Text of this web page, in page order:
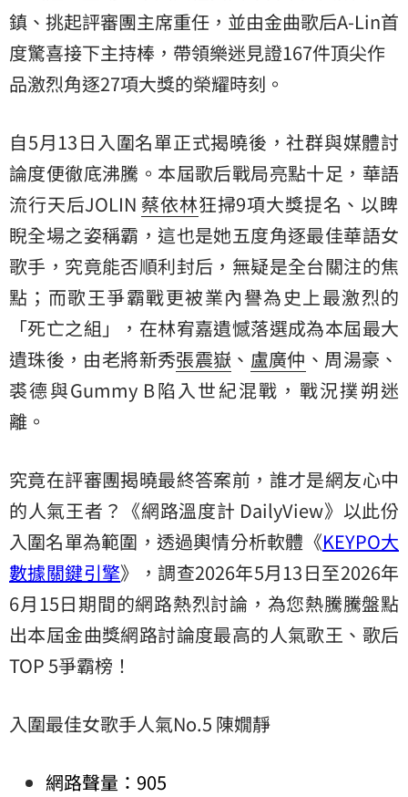
鎮、挑起評審團主席重任，並由金曲歌后A-Lin首
度驚喜接下主持棒，帶領樂迷見證167件頂尖作
品激烈角逐27項大獎的榮耀時刻。
自5月13日入圍名單正式揭曉後，社群與媒體討
論度便徹底沸騰。本屆歌后戰局亮點十足，華語
流行天后JOLIN 蔡依林狂掃9項大獎提名、以睥
睨全場之姿稱霸，這也是她五度角逐最佳華語女
歌手，究竟能否順利封后，無疑是全台關注的焦
點；而歌王爭霸戰更被業內譽為史上最激烈的
「死亡之組」，在林宥嘉遺憾落選成為本屆最大
遺珠後，由老將新秀張震嶽 、 盧廣仲 、周湯豪、
裘德與Gummy B陷入世紀混戰，戰況撲朔迷
離。
究竟在評審團揭曉最終答案前，誰才是網友心中
的人氣王者？《網路溫度計 DailyView》以此份
入圍名單為範圍，透過輿情分析軟體《KEYPO大
數據關鍵引擎》，調查2026年5月13日至2026年
6月15日期間的網路熱烈討論，為您熱騰騰盤點
出本屆金曲獎網路討論度最高的人氣歌王、歌后
TOP 5爭霸榜！
入圍最佳女歌手人氣No.5 陳嫺靜
網路聲量：905